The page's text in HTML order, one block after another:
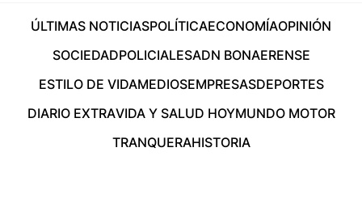
ÚLTIMAS NOTICIASPOLÍTICAECONOMÍAOPINIÓN
SOCIEDADPOLICIALESADN BONAERENSE
ESTILO DE VIDAMEDIOSEMPRESASDEPORTES
DIARIO EXTRAVIDA Y SALUD HOYMUNDO MOTOR
TRANQUERAHISTORIA